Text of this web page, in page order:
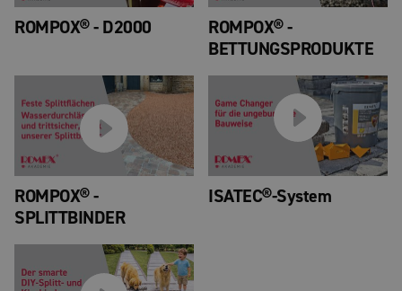
ROMPOX® - D2000
ROMPOX® -
BETTUNGSPRODUKTE
ROMPOX® -
SPLITTBINDER
ISATEC®-System